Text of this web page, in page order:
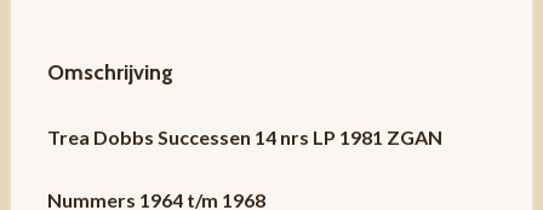
Omschrijving
Trea Dobbs Successen 14 nrs LP 1981 ZGAN
Nummers 1964 t/m 1968